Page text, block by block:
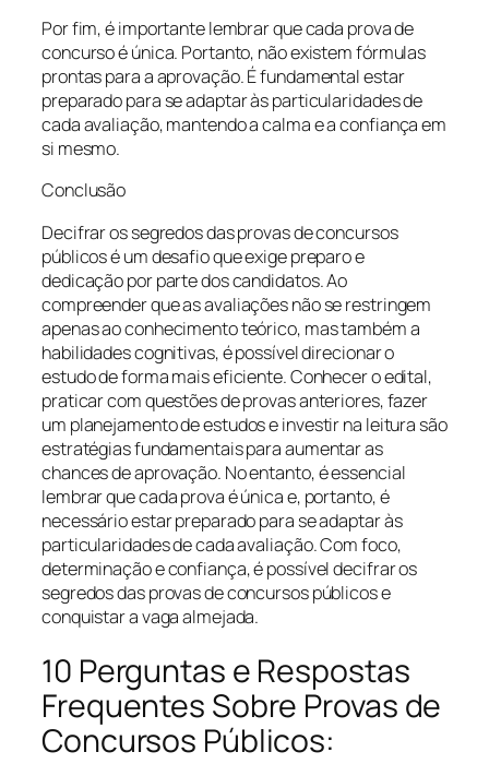
Por fim, é importante lembrar que cada prova de
concurso é única. Portanto, não existem fórmulas
prontas para a aprovação. É fundamental estar
preparado para se adaptar às particularidades de
cada avaliação, mantendo a calma e a confiança em
si mesmo.
Conclusão
Decifrar os segredos das provas de concursos
públicos é um desafio que exige preparo e
dedicação por parte dos candidatos. Ao
compreender que as avaliações não se restringem
apenas ao conhecimento teórico, mas também a
habilidades cognitivas, é possível direcionar o
estudo de forma mais eficiente. Conhecer o edital,
praticar com questões de provas anteriores, fazer
um planejamento de estudos e investir na leitura são
estratégias fundamentais para aumentar as
chances de aprovação. No entanto, é essencial
lembrar que cada prova é única e, portanto, é
necessário estar preparado para se adaptar às
particularidades de cada avaliação. Com foco,
determinação e confiança, é possível decifrar os
segredos das provas de concursos públicos e
conquistar a vaga almejada.
10 Perguntas e Respostas
Frequentes Sobre Provas de
Concursos Públicos: